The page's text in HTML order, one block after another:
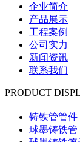
企业简介
产品展示
工程案例
公司实力
新闻资讯
联系我们
PRODUCT
铸铁管管件
球墨铸铁管